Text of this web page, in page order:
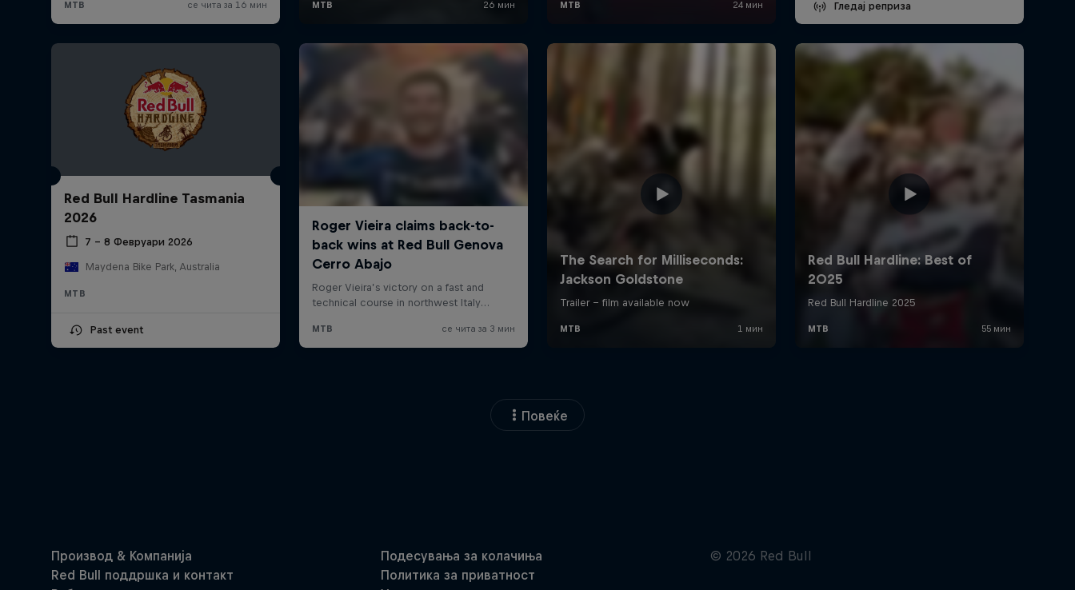
Гледај реприза
Red Bull Hardline Tasmania
2026
7 – 8 Февруари 2026
Maydena Bike Park, Australia
MTB
Past event
Повеќе